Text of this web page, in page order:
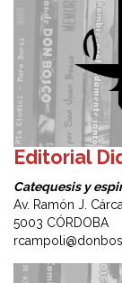
Editorial
Catequesis y
Av. Ramón J.
5003 CÓRDOBA